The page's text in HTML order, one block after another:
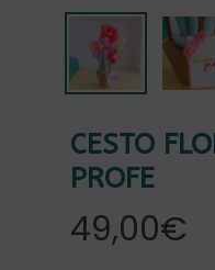
CESTO
PROFE
49,00€